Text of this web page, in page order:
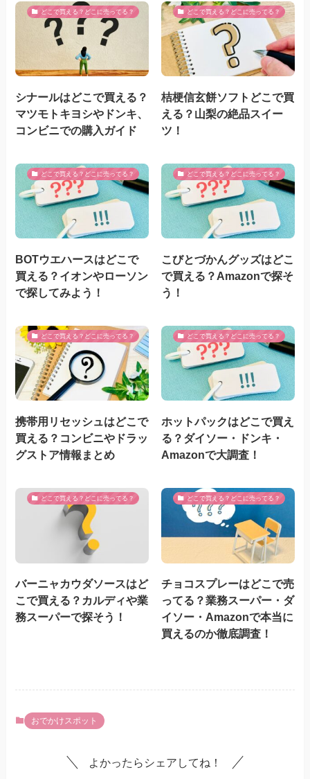
どこで買える？どこに売ってる？
シナールはどこで買える？
マツモトキヨシやドンキ、
コンビニでの購入ガイド
どこで買える？どこに売ってる？
桔梗信玄餅ソフトどこで買
える？山梨の絶品スイー
ツ！
どこで買える？どこに売ってる？
BOTウエハースはどこで
買える？イオンやローソン
で探してみよう！
どこで買える？どこに売ってる？
こびとづかんグッズはどこ
で買える？Amazonで探そ
う！
どこで買える？どこに売ってる？
携帯用リセッシュはどこで
買える？コンビニやドラッ
グストア情報まとめ
どこで買える？どこに売ってる？
ホットパックはどこで買え
る？ダイソー・ドンキ・
Amazonで大調査！
どこで買える？どこに売ってる？
バーニャカウダソースはど
こで買える？カルディや業
務スーパーで探そう！
どこで買える？どこに売ってる？
チョコスプレーはどこで売
ってる？業務スーパー・ダ
イソー・Amazonで本当に
買えるのか徹底調査！
おでかけスポット
よかったらシェアしてね！